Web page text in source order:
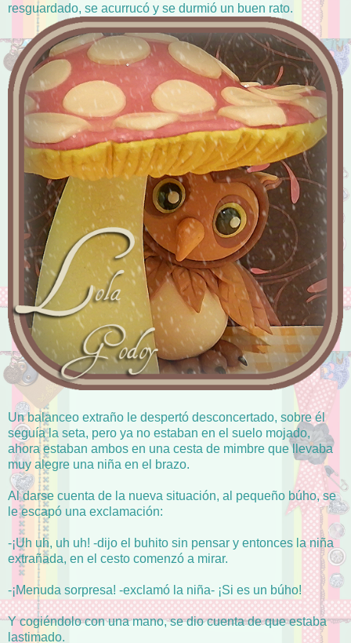
resguardado, se acurrucó y se durmió un buen rato.
Un balanceo extraño le despertó desconcertado, sobre él
seguía la seta, pero ya no estaban en el suelo mojado,
ahora estaban ambos en una cesta de mimbre que llevaba
muy alegre una niña en el brazo.
Al darse cuenta de la nueva situación, al pequeño búho, se
le escapó una exclamación:
-¡Uh uh, uh uh! -dijo el buhito sin pensar y entonces la niña
extrañada, en el cesto comenzó a mirar.
-¡Menuda sorpresa! -exclamó la niña- ¡Si es un búho!
Y cogiéndolo con una mano, se dio cuenta de que estaba
lastimado.